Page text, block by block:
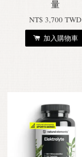
量
NT$ 3,700 TWD
加入購物車